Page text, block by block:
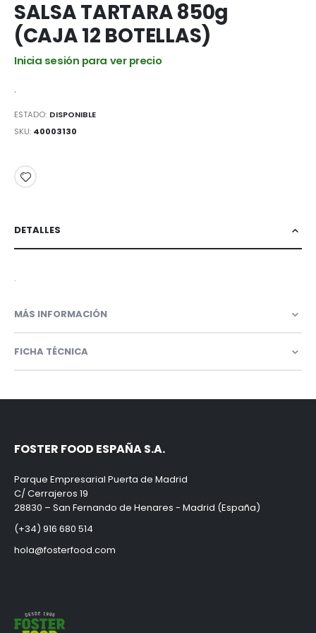
de
imágenes
SALSA TARTARA 850g
(CAJA 12 BOTELLAS)
Inicia sesión para ver precio
.
ESTADO: DISPONIBLE
SKU 40003130
DETALLES
.
MÁS INFORMACIÓN
FICHA TÉCNICA
FOSTER FOOD ESPAÑA S.A.
Parque Empresarial Puerta de Madrid
C/ Cerrajeros 19
28830 – San Fernando de Henares - Madrid (España)
(+34) 916 680 514
hola@fosterfood.com